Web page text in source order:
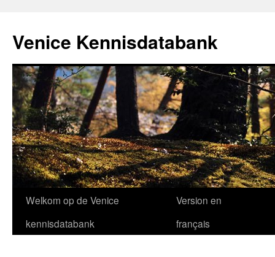
Venice Kennisdatabank
Ga
naar
Welkom op de Venice
kennisdatabank
Version en
français